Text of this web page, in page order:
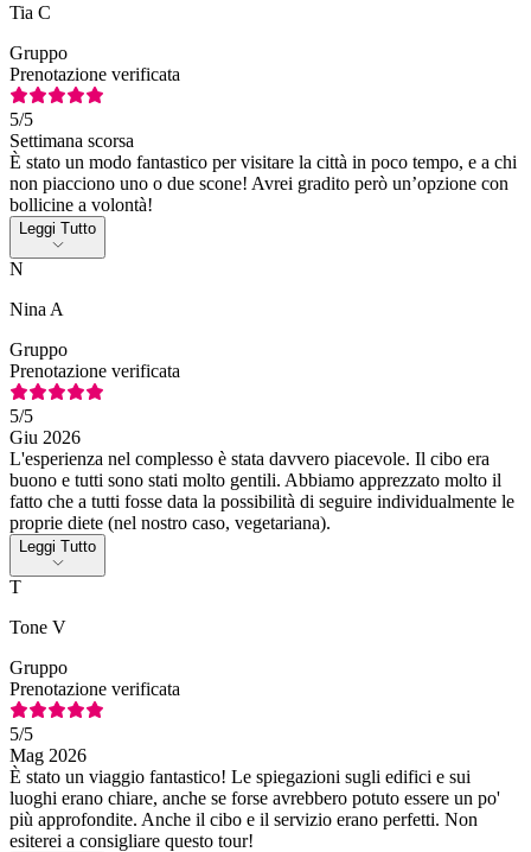
Tia C
Gruppo
Prenotazione verificata
5/5
Settimana scorsa
È stato un modo fantastico per visitare la città in poco tempo, e a chi
non piacciono uno o due scone! Avrei gradito però un’opzione con
bollicine a volontà!
Leggi Tutto
N
Nina A
Gruppo
Prenotazione verificata
5/5
Giu 2026
L'esperienza nel complesso è stata davvero piacevole. Il cibo era
buono e tutti sono stati molto gentili. Abbiamo apprezzato molto il
fatto che a tutti fosse data la possibilità di seguire individualmente le
proprie diete (nel nostro caso, vegetariana).
Leggi Tutto
T
Tone V
Gruppo
Prenotazione verificata
5/5
Mag 2026
È stato un viaggio fantastico! Le spiegazioni sugli edifici e sui
luoghi erano chiare, anche se forse avrebbero potuto essere un po'
più approfondite. Anche il cibo e il servizio erano perfetti. Non
esiterei a consigliare questo tour!